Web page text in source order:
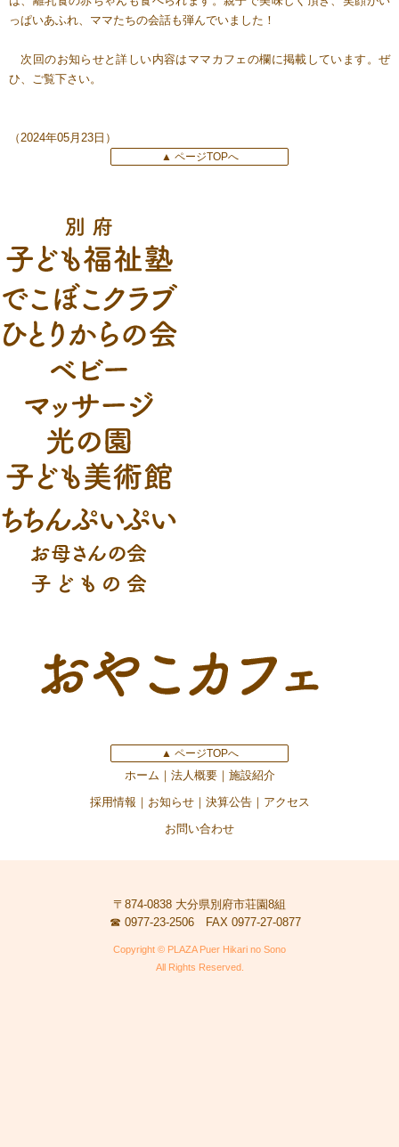
っぱいあふれ、ママたちの会話も弾んでいました！
次回のお知らせと詳しい内容はママカフェの欄に掲載しています。ぜ
ひ、ご覧下さい。
（2024年05月23日）
▲ ページTOPへ
▲ ページTOPへ
ホーム 法人概要
施設紹介
採用情報
お知らせ 決算公告
アクセス
お問い合わせ
〒874-0838 大分県別府市荘園8組
☎ 0977-23-2506 FAX 0977-27-0877
Copyright © PLAZA Puer Hikari no Sono
All Rights Reserved.